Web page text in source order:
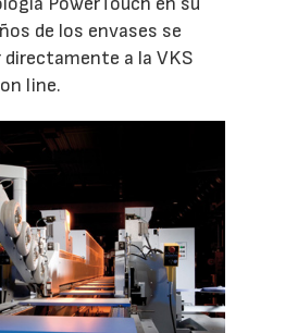
de los envases se
directamente a la VKS
line.